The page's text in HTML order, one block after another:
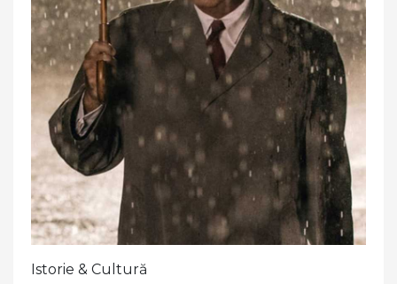
Istorie & Cultură